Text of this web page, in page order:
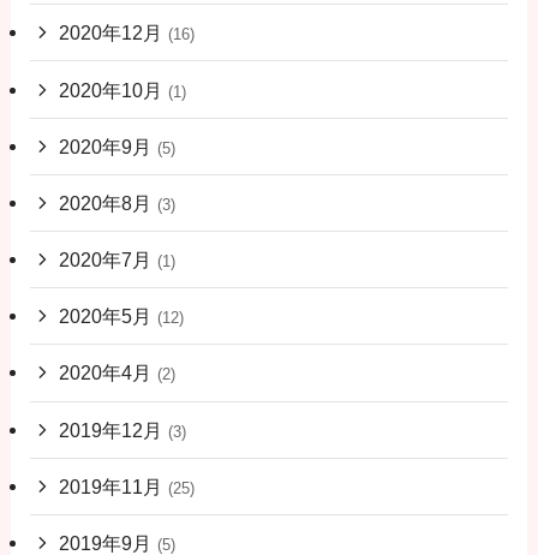
2020年12月 (16)
2020年10月 (1)
2020年9月 (5)
2020年8月 (3)
2020年7月 (1)
2020年5月 (12)
2020年4月 (2)
2019年12月 (3)
2019年11月 (25)
2019年9月 (5)